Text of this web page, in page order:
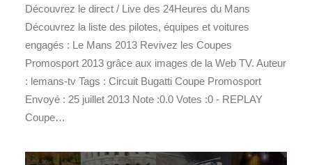
Découvrez le direct / Live des 24Heures du Mans
Découvrez la liste des pilotes, équipes et voitures
engagés : Le Mans 2013 Revivez les Coupes
Promosport 2013 grâce aux images de la Web TV. Auteur
: lemans-tv Tags : Circuit Bugatti Coupe Promosport
Envoyé : 25 juillet 2013 Note :0.0 Votes :0 - REPLAY
Coupe…